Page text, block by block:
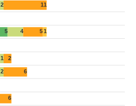
5
2
4
1
2
11
5
2
6
6
1